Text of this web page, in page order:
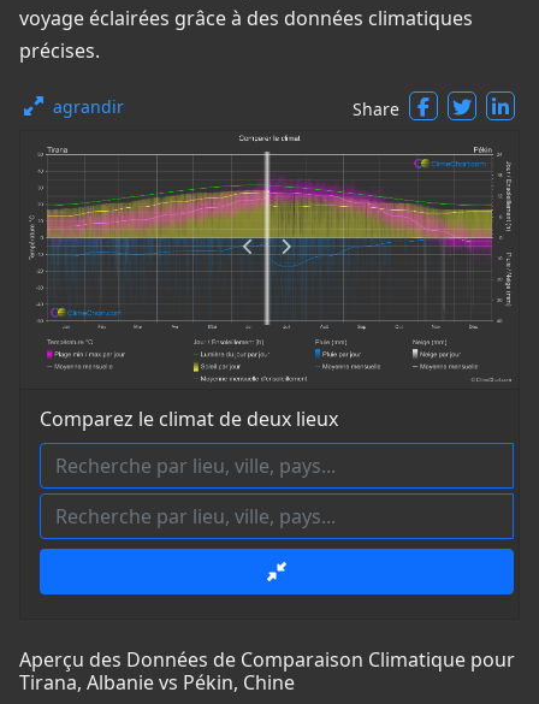
voyage éclairées grâce à des données climatiques
précises.
agrandir Share
Comparez le climat de deux lieux
Aperçu des Données de Comparaison Climatique pour
Tirana, Albanie vs Pékin, Chine